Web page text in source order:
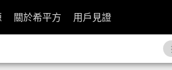
關於希平方 用戶見證